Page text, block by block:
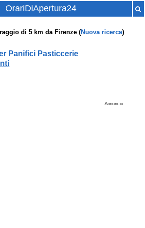
OrariDiApertura24
di 5 km da Firenze (Nuova ricerca)
Panifici Pasticcerie
Annuncio